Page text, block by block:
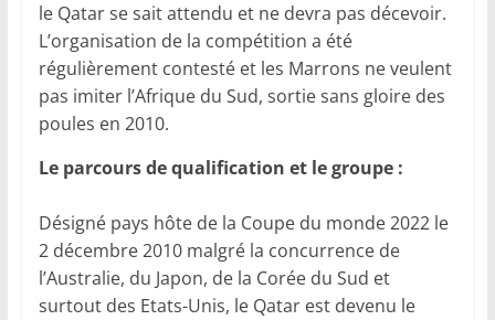
le Qatar se sait attendu et ne devra pas décevoir.
L’organisation de la compétition a été
régulièrement contesté et les Marrons ne veulent
pas imiter l’Afrique du Sud, sortie sans gloire des
poules en 2010.
Le parcours de qualification et le groupe :
Désigné pays hôte de la Coupe du monde 2022 le
2 décembre 2010 malgré la concurrence de
l’Australie, du Japon, de la Corée du Sud et
surtout des Etats-Unis, le Qatar est devenu le